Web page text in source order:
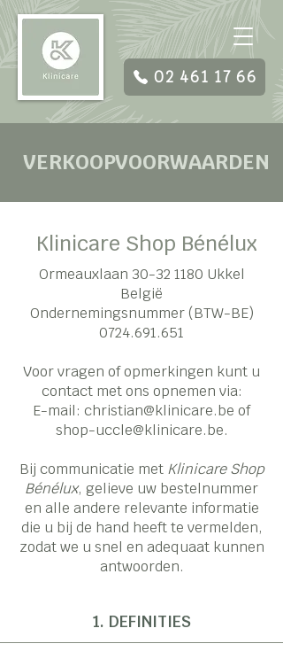
02 461 17 66
VERKOOPVOORWAARDEN
Klinicare Shop Bénélux
Ormeauxlaan 30-32 1180 Ukkel
België
Ondernemingsnummer (BTW-BE)
0724.691.651
Voor vragen of opmerkingen kunt u
contact met ons opnemen via:
E-mail: christian@klinicare.be of
shop-uccle@klinicare.be.
Bij communicatie met Klinicare Shop
Bénélux, gelieve uw bestelnummer
en alle andere relevante informatie
die u bij de hand heeft te vermelden,
zodat we u snel en adequaat kunnen
antwoorden.
1. DEFINITIES